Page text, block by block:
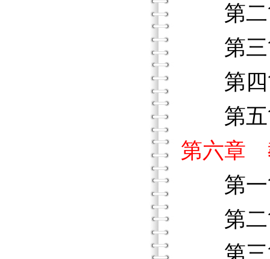
第二
第三
第四
第五
第六章
第一
第二
第三